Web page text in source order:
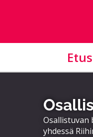
Osallistuvan
yhdessä